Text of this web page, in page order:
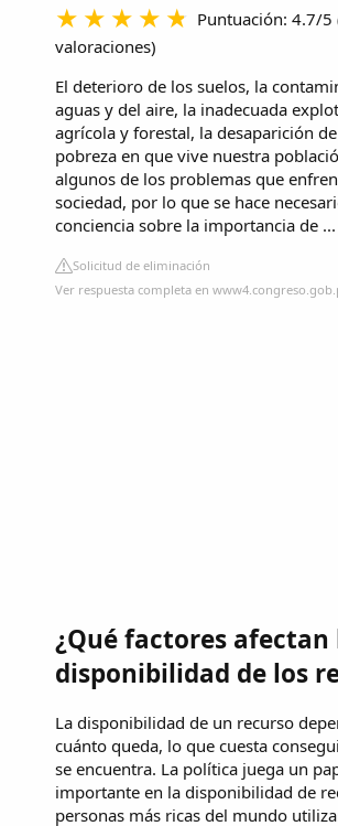
Puntuación: 4.7/5
valoraciones)
El deterioro de los suelos, la
aguas y del aire, la inadecuada
agrícola y forestal, la desaparición
pobreza en que vive nuestra
algunos de los problemas que
sociedad, por lo que se hace
conciencia sobre la importancia de ...
Solicitud de eliminación
Ver respuesta completa en
¿Qué factores afectan
disponibilidad de los
La disponibilidad de un recurso
cuánto queda, lo que cuesta
se encuentra. La política juega un
importante en la disponibilidad de
personas más ricas del mundo